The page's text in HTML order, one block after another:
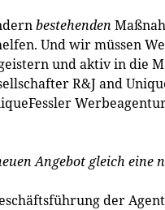
bestehenden
Und wir müssen
und aktiv in die
R&J and
Angebot gleich eine
der